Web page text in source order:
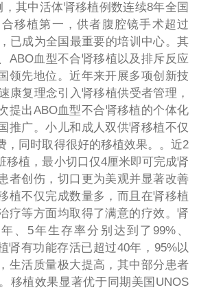
其中活体肾移植例数连续8年全国
移植第一，供者腹腔镜手术超过
已成为全国最重要的培训中心。其
ABO血型不合肾移植以及排斥反应
领先地位。近年来开展多项创新技
康复理念引入肾移植供受者管理，
提出ABO血型不合肾移植的个体化
推广。小儿和成人双供肾移植不仅
，同时取得很好的移植效果。。近2
移植，最小切口仅4厘米即可完成肾
者创伤，切口更为美观并显著改善
植不仅完成数量多，而且在肾移植
疗等方面均取得了满意的疗效。肾
、5年生存率分别达到了99%、
肾有功能存活已超过40年，95%以
生活质量极大提高，其中部分患者
移植效果显著优于同期美国UNOS